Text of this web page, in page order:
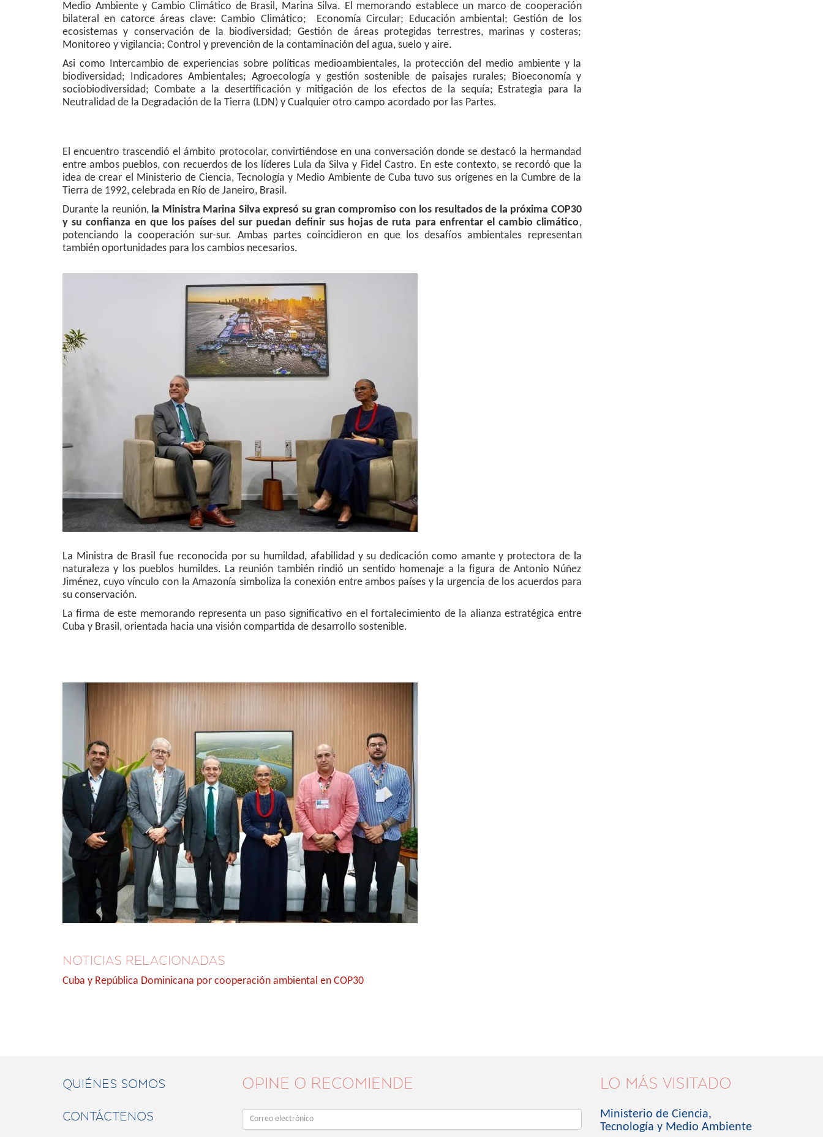
Medio Ambiente y Cambio Climático de Brasil, Marina Silva. El memorando establece un marco de cooperación
bilateral en catorce áreas clave: Cambio Climático; Economía Circular; Educación ambiental; Gestión de los
ecosistemas y conservación de la biodiversidad; Gestión de áreas protegidas terrestres, marinas y costeras;
Monitoreo y vigilancia; Control y prevención de la contaminación del agua, suelo y aire.
Asi como Intercambio de experiencias sobre políticas medioambientales, la protección del medio ambiente y la
biodiversidad; Indicadores Ambientales; Agroecología y gestión sostenible de paisajes rurales; Bioeconomía y
sociobiodiversidad; Combate a la desertificación y mitigación de los efectos de la sequía; Estrategia para la
Neutralidad de la Degradación de la Tierra (LDN) y Cualquier otro campo acordado por las Partes.
El encuentro trascendió el ámbito protocolar, convirtiéndose en una conversación donde se destacó la hermandad
entre ambos pueblos, con recuerdos de los líderes Lula da Silva y Fidel Castro. En este contexto, se recordó que la
idea de crear el Ministerio de Ciencia, Tecnología y Medio Ambiente de Cuba tuvo sus orígenes en la Cumbre de la
Tierra de 1992, celebrada en Río de Janeiro, Brasil.
Durante la reunión, la Ministra Marina Silva expresó su gran compromiso con los resultados de la próxima COP30
y su confianza en que los países del sur puedan definir sus hojas de ruta para enfrentar el cambio climático,
potenciando la cooperación sur-sur. Ambas partes coincidieron en que los desafíos ambientales representan
también oportunidades para los cambios necesarios.
La Ministra de Brasil fue reconocida por su humildad, afabilidad y su dedicación como amante y protectora de la
naturaleza y los pueblos humildes. La reunión también rindió un sentido homenaje a la figura de Antonio Núñez
Jiménez, cuyo vínculo con la Amazonía simboliza la conexión entre ambos países y la urgencia de los acuerdos para
su conservación.
La firma de este memorando representa un paso significativo en el fortalecimiento de la alianza estratégica entre
Cuba y Brasil, orientada hacia una visión compartida de desarrollo sostenible.
NOTICIAS RELACIONADAS
Cuba y República Dominicana por cooperación ambiental en COP30
QUIÉNES SOMOS
CONTÁCTENOS
OPINE O RECOMIENDE LO MÁS VISITADO
Ministerio de Ciencia,
Tecnología y Medio Ambiente